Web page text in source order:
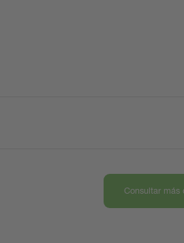
Consultar más